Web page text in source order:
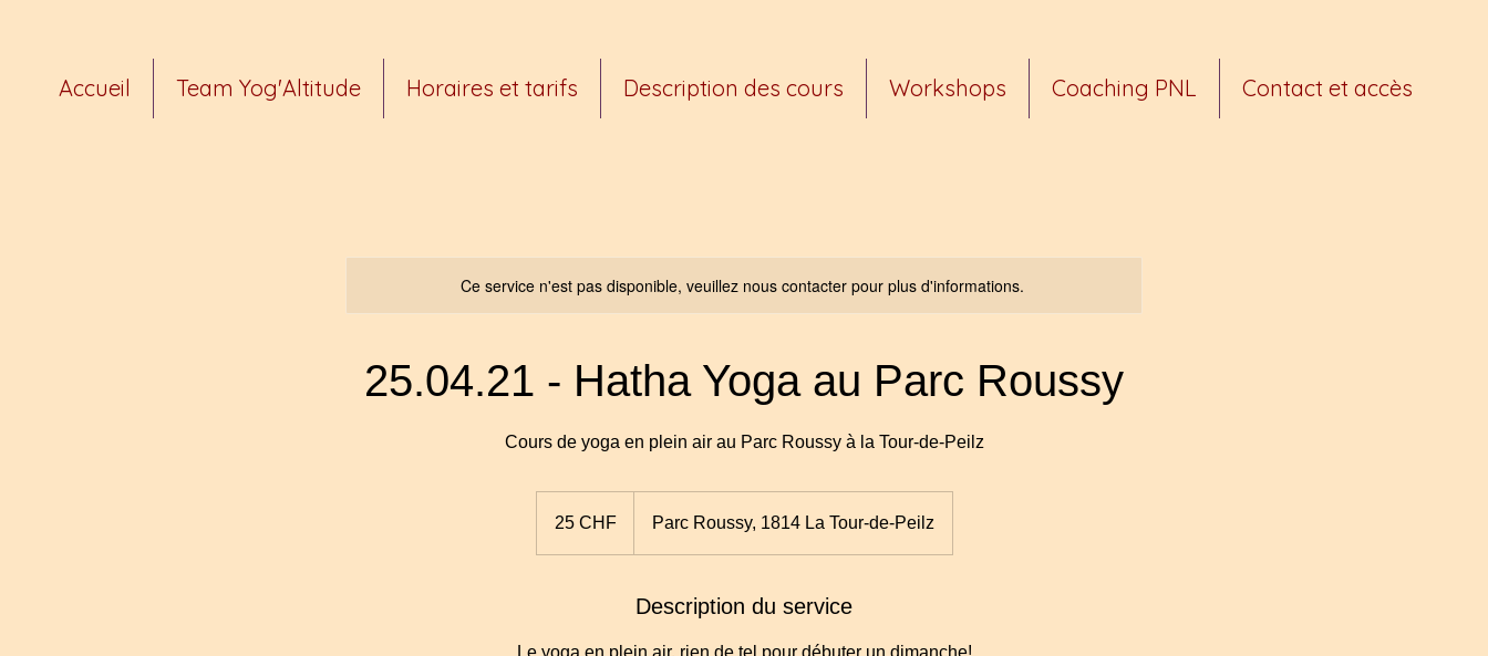
Accueil Team Yog'Altitude Horaires et tarifs Description des cours Workshops Coaching PNL Contact et accès
Ce service n'est pas disponible, veuillez nous contacter pour plus d'informations.
25.04.21 - Hatha Yoga au Parc Roussy
Cours de yoga en plein air au Parc Roussy à la Tour-de-Peilz
suisses
25 CHF Parc Roussy, 1814 La Tour-de-Peilz
Description du service
Le yoga en plein air, rien de tel pour débuter un dimanche!